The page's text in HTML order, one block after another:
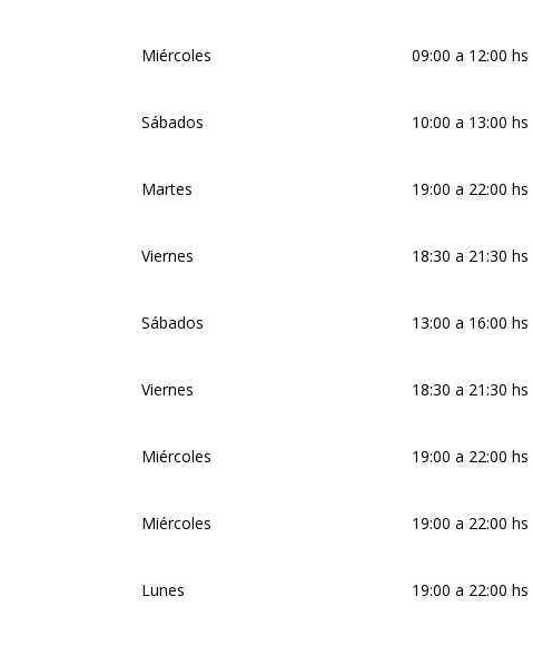
Miércoles 09:00 a 12:00 hs
Sábados 10:00 a 13:00 hs
Martes 19:00 a 22:00 hs
Viernes 18:30 a 21:30 hs
Sábados 13:00 a 16:00 hs
Viernes 18:30 a 21:30 hs
Miércoles 19:00 a 22:00 hs
Miércoles 19:00 a 22:00 hs
Lunes 19:00 a 22:00 hs